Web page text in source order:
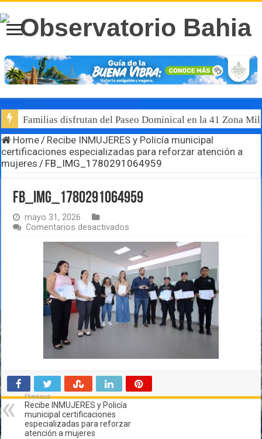
Familias disfrutan del Paseo Dominical en la 41 Zona
Home/ Recibe INMUJERES y Policía municipal
certificaciones especializadas para reforzar atención a
mujeres / FB_IMG_1780291064959
FB_IMG_1780291064959
mayo 31, 2026
Comentarios desactivados
Previous
Recibe INMUJERES y Policía
municipal certificaciones
especializadas para reforzar
atención a mujeres